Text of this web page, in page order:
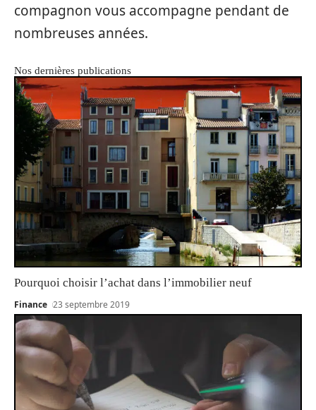
compagnon vous accompagne pendant de
nombreuses années.
Nos dernières publications
Pourquoi choisir l’achat dans l’immobilier neuf
Finance 23 septembre 2019